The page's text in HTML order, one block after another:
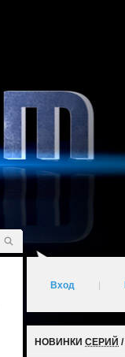
Вход
НОВИНКИ СЕРИЙ /